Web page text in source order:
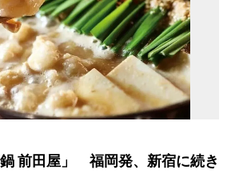
前田屋」 福岡発、新宿に続き